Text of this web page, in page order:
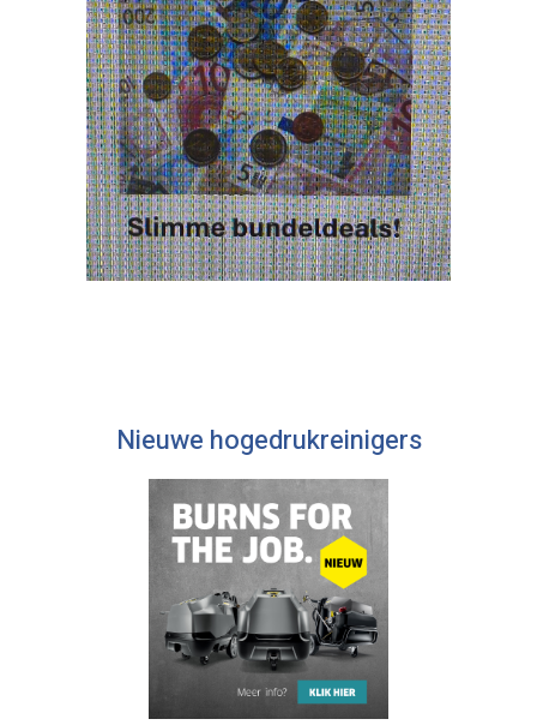
Nieuwe hogedrukreinigers